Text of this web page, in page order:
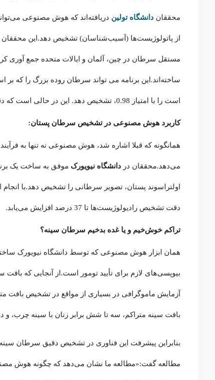
محققان دانشگاه تولین دریافته‌اند که هوش مصنوعی
مستقل سرطان در چین، آلمان و ایالات متحده جمع آوری
ساخته‌اند.این برنامه می تواند سرطان روده بزرگ را که بر
است را با امتیاز 0.98، تشخیص دهد. این در حالی است که دقت تشخیص پاتولوژیست‌ها 0.96 امتیاز گرفته است.
کاربرد هوش مصنوعی در تشخیص سرطان پستان:
همانگونه که قبلا اشاره شد، هوش مصنوعی نه تنها به
می‌دهد.محققان در دانشگاه نیویورک موفق به ساخت یک
دقت تشخیص رادیولوژیست‌ها تا 37 درصد افزایش می‌یابد.
تراکم خوش‌خیم و یا غده بدخیم سرطان سینه؟
بیوپسی‌های لازم برای تأیید تومور است.از آنجایی که
آزمایش ماموگرافی در بسیاری از مواقع در تشخیص بافت
بافت سینه متراکم، سه تا شش برابر زنان با سینه چرب، و
بنابراین پیشرفت این فناوری در تشخیص دقیق سرطان
مطالعه گفت:«مطالعه ما نشان می‌دهد که چگونه هوش